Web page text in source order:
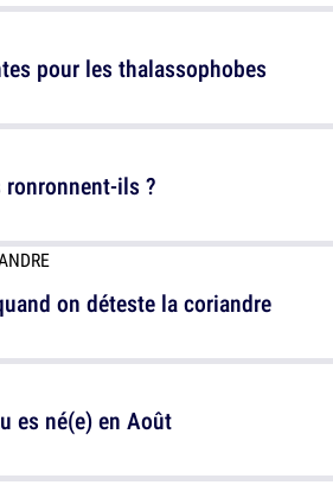
ils ?
es né(e) en Août
pour les thalassophobes
on déteste la coriandre